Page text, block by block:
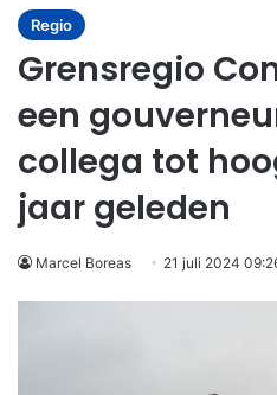
Regio
Grensregio
een
collega tot
jaar geleden
Marcel Boreas 21 juli 2024